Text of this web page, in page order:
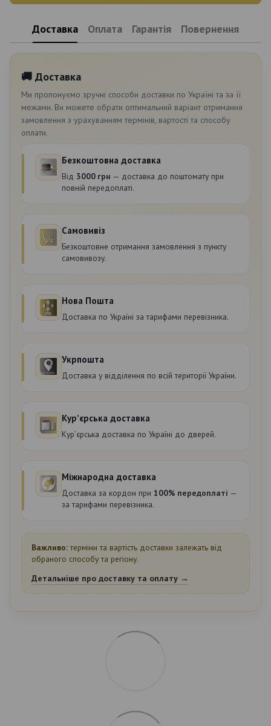
Доставка Оплата Гарантія Повернення
🚚 Доставка
Ми пропонуємо зручні способи доставки по Україні та за її
межами. Ви можете обрати оптимальний варіант отримання
замовлення з урахуванням термінів, вартості та способу
оплати.
Безкоштовна доставка
Від 3000 грн — доставка до поштомату при
повній передоплаті.
Самовивіз
Безкоштовне отримання замовлення з пункту
самовивозу.
Нова Пошта
Доставка по Україні за тарифами перевізника.
Укрпошта
Доставка у відділення по всій території України.
Курʼєрська доставка
Курʼєрська доставка по Україні до дверей.
Міжнародна доставка
Доставка за кордон при 100% передоплаті —
за тарифами перевізника.
Важливо:терміни та вартість доставки залежать від
обраного способу та регіону.
Детальніше про доставку та оплату →